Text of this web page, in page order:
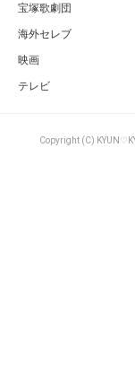
宝塚歌劇団
海外セレブ
映画
テレビ
Copyright (C)